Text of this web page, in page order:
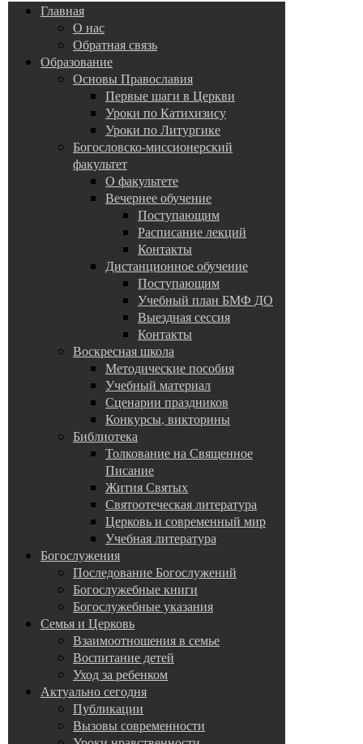
Главная
О нас
Обратная связь
Образование
Основы Православия
Первые шаги в Церкви
Уроки по Катихизису
Уроки по Литургике
Богословско-миссионерский
факультет
О факультете
Вечернее обучение
Поступающим
Расписание лекций
Контакты
Дистанционное обучение
Поступающим
Учебный план БМФ ДО
Выездная сессия
Контакты
Воскресная школа
Методические пособия
Учебный материал
Сценарии праздников
Конкурсы, викторины
Библиотека
Толкование на Священное
Писание
Жития Святых
Святоотеческая литература
Церковь и современный мир
Учебная литература
Богослужения
Последование Богослужений
Богослужебные книги
Богослужебные указания
Семья и Церковь
Взаимоотношения в семье
Воспитание детей
Уход за ребенком
Актуально сегодня
Публикации
Вызовы современности